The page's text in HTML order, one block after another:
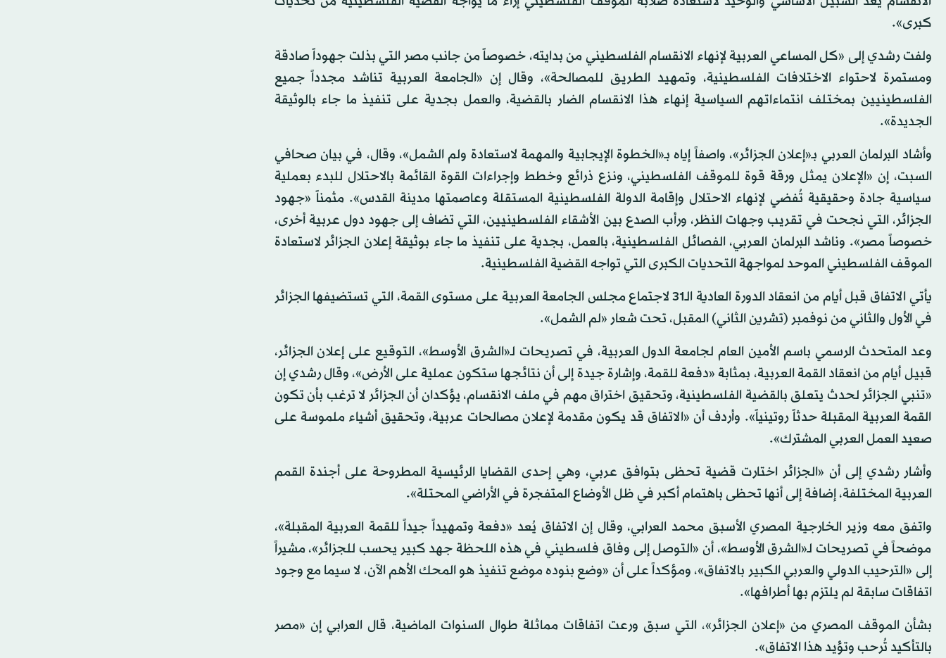
كبرى».
ولفت رشدي إلى «كل المساعي العربية لإنهاء الانقسام الفلسطيني من بدايته، خصوصاً من جانب مصر التي بذلت جهوداً صادقة
ومستمرة لاحتواء الاختلافات الفلسطينية، وتمهيد الطريق للمصالحة»، وقال إن «الجامعة العربية تناشد مجدداً جميع
الفلسطينيين بمختلف انتماءاتهم السياسية إنهاء هذا الانقسام الضار بالقضية، والعمل بجدية على تنفيذ ما جاء بالوثيقة
الجديدة».
وأشاد البرلمان العربي بـ«إعلان الجزائر»، واصفاً إياه بـ«الخطوة الإيجابية والمهمة لاستعادة ولم الشمل»، وقال، في بيان صحافي
السبت، إن «الإعلان يمثل ورقة قوة للموقف الفلسطيني، ونزع ذرائع وخطط وإجراءات القوة القائمة بالاحتلال للبدء بعملية
سياسية جادة وحقيقية تُفضي لإنهاء الاحتلال وإقامة الدولة الفلسطينية المستقلة وعاصمتها مدينة القدس». مثمناً «جهود
الجزائر، التي نجحت في تقريب وجهات النظر، ورأب الصدع بين الأشقاء الفلسطينيين، التي تضاف إلى جهود دول عربية أخرى،
خصوصاً مصر». وناشد البرلمان العربي، الفصائل الفلسطينية، بالعمل، بجدية على تنفيذ ما جاء بوثيقة إعلان الجزائر لاستعادة
الموقف الفلسطيني الموحد لمواجهة التحديات الكبرى التي تواجه القضية الفلسطينية.
يأتي الاتفاق قبل أيام من انعقاد الدورة العادية الـ31 لاجتماع مجلس الجامعة العربية على مستوى القمة، التي تستضيفها الجزائر
في الأول والثاني من نوفمبر (تشرين الثاني) المقبل، تحت شعار «لم الشمل».
وعد المتحدث الرسمي باسم الأمين العام لجامعة الدول العربية، في تصريحات لـ«الشرق الأوسط»، التوقيع على إعلان الجزائر،
قبيل أيام من انعقاد القمة العربية، بمثابة «دفعة للقمة، وإشارة جيدة إلى أن نتائجها ستكون عملية على الأرض»، وقال رشدي إن
«تنبي الجزائر لحدث يتعلق بالقضية الفلسطينية، وتحقيق اختراق مهم في ملف الانقسام، يؤكدان أن الجزائر لا ترغب بأن تكون
القمة العربية المقبلة حدثاً روتينياً». وأردف أن «الاتفاق قد يكون مقدمة لإعلان مصالحات عربية، وتحقيق أشياء ملموسة على
صعيد العمل العربي المشترك».
وأشار رشدي إلى أن «الجزائر اختارت قضية تحظى بتوافق عربي، وهي إحدى القضايا الرئيسية المطروحة على أجندة القمم
العربية المختلفة، إضافة إلى أنها تحظى باهتمام أكبر في ظل الأوضاع المتفجرة في الأراضي المحتلة».
واتفق معه وزير الخارجية المصري الأسبق محمد العرابي، وقال إن الاتفاق يُعد «دفعة وتمهيداً جيداً للقمة العربية المقبلة»،
موضحاً في تصريحات لـ«الشرق الأوسط»، أن «التوصل إلى وفاق فلسطيني في هذه اللحظة جهد كبير يحسب للجزائر»، مشيراً
إلى «الترحيب الدولي والعربي الكبير بالاتفاق»، ومؤكداً على أن «وضع بنوده موضع تنفيذ هو المحك الأهم الآن، لا سيما مع وجود
اتفاقات سابقة لم يلتزم بها أطرافها».
بشأن الموقف المصري من «إعلان الجزائر»، التي سبق ورعت اتفاقات مماثلة طوال السنوات الماضية، قال العرابي إن «مصر
بالتأكيد تُرحب وتؤيد هذا الاتفاق».